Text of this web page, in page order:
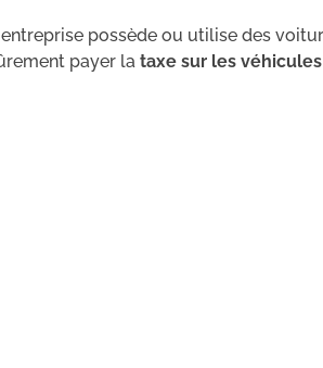
possède ou utilise des
payer la taxe sur les